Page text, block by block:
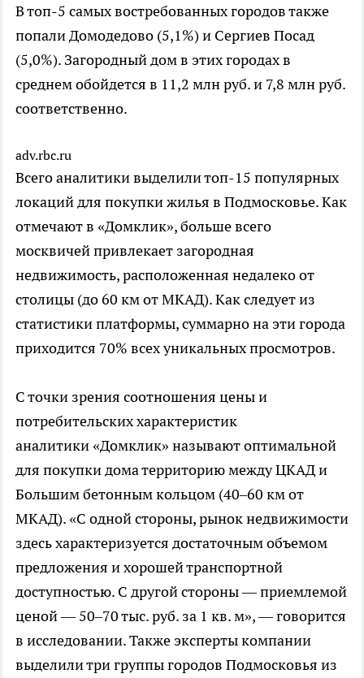
В топ-5 самых востребованных городов также
попали Домодедово (5,1%) и Сергиев Посад
(5,0%). Загородный дом в этих городах в
среднем обойдется в 11,2 млн руб. и 7,8 млн руб.
соответственно.
adv.rbc.ru
Всего аналитики выделили топ-15 популярных
локаций для покупки жилья в Подмосковье. Как
отмечают в «Домклик», больше всего
москвичей привлекает загородная
недвижимость, расположенная недалеко от
столицы (до 60 км от МКАД). Как следует из
статистики платформы, суммарно на эти города
приходится 70% всех уникальных просмотров.
С точки зрения соотношения цены и
потребительских характеристик
аналитики «Домклик» называют оптимальной
для покупки дома территорию между ЦКАД и
Большим бетонным кольцом (40–60 км от
МКАД). «С одной стороны, рынок недвижимости
здесь характеризуется достаточным объемом
предложения и хорошей транспортной
доступностью. С другой стороны — приемлемой
ценой — 50–70 тыс. руб. за 1 кв. м», — говорится
в исследовании. Также эксперты компании
выделили три группы городов Подмосковья из